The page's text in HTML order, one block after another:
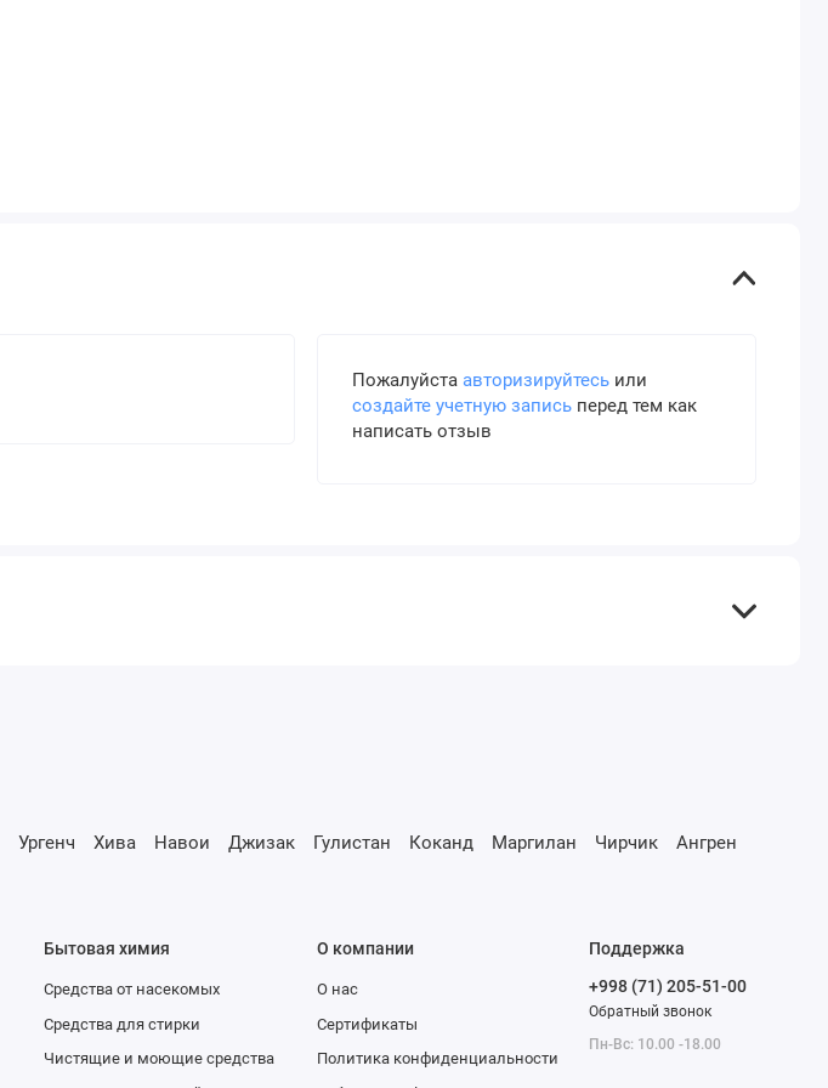
Пожалуйста авторизируйтесьили
создайте учетную записьперед тем как
написать отзыв
Ургенч Хива Навои Джизак Гулистан Коканд Маргилан Чирчик
Ангрен
Бытовая химия
Средства от насекомых
Средства для стирки
Чистящие и моющие средства
О компании
О нас
Сертификаты
Политика конфиденциальности
Поддержка
+998 (71) 205-51-00
Обратный звонок
Пн-Вс: 10.00 -18.00